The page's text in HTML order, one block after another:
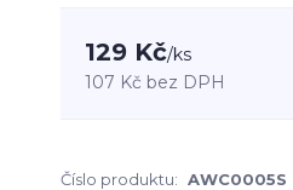
129 Kč/ks
107 Kč bez DPH
Číslo produktu: AWC0005S